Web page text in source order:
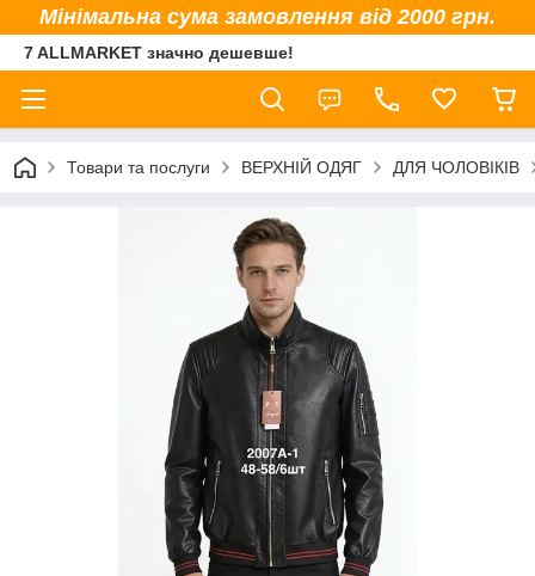
Мінімальна сума замовлення від 2000 грн.
7 ALLMARKET значно дешевше!
Товари та послуги ВЕРХНІЙ ОДЯГ ДЛЯ ЧОЛОВІКІВ